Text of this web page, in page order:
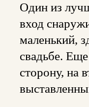
Один из
вход
маленький,
свадьбе.
сторону, на